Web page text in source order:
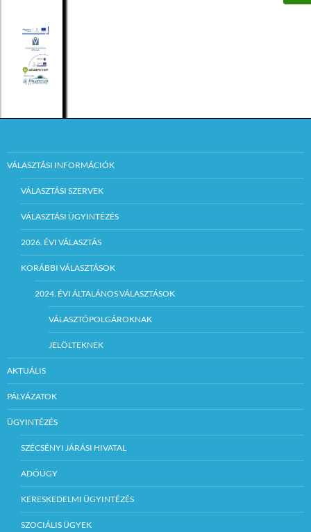
VÁLASZTÁSI INFORMÁCIÓK
VÁLASZTÁSI SZERVEK
VÁLASZTÁSI ÜGYINTÉZÉS
2026. ÉVI VÁLASZTÁS
KORÁBBI VÁLASZTÁSOK
2024. ÉVI ÁLTALÁNOS VÁLASZTÁSOK
VÁLASZTÓPOLGÁROKNAK
JELÖLTEKNEK
AKTUÁLIS
PÁLYÁZATOK
ÜGYINTÉZÉS
SZÉCSÉNYI JÁRÁSI HIVATAL
ADÓÜGY
KERESKEDELMI ÜGYINTÉZÉS
SZOCIÁLIS ÜGYEK